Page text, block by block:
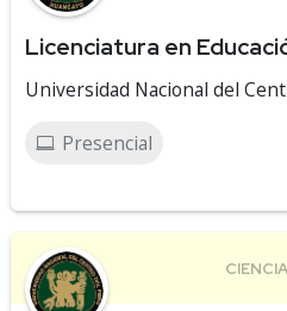
Licenciatura en
Universidad Nacional del
Presencial